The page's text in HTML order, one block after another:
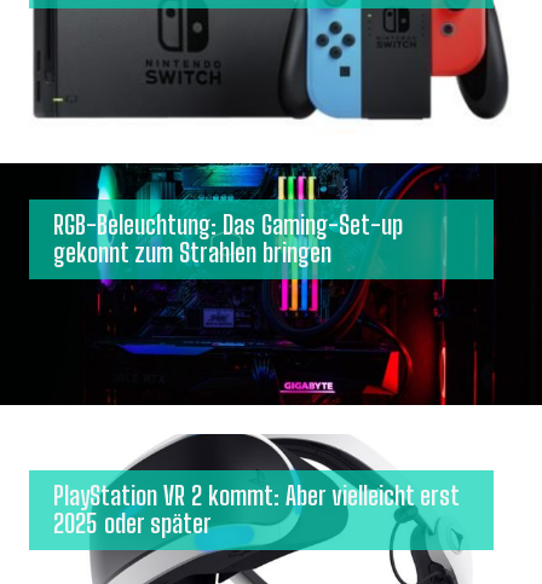
RGB-Beleuchtung: Das Gaming-Set-up
gekonnt zum Strahlen bringen
PlayStation VR 2 kommt: Aber vielleicht erst
2025 oder später